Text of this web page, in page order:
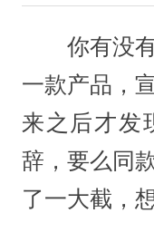
你有没有
一款产品，
来之后才发
辞，要么同
了一大截，